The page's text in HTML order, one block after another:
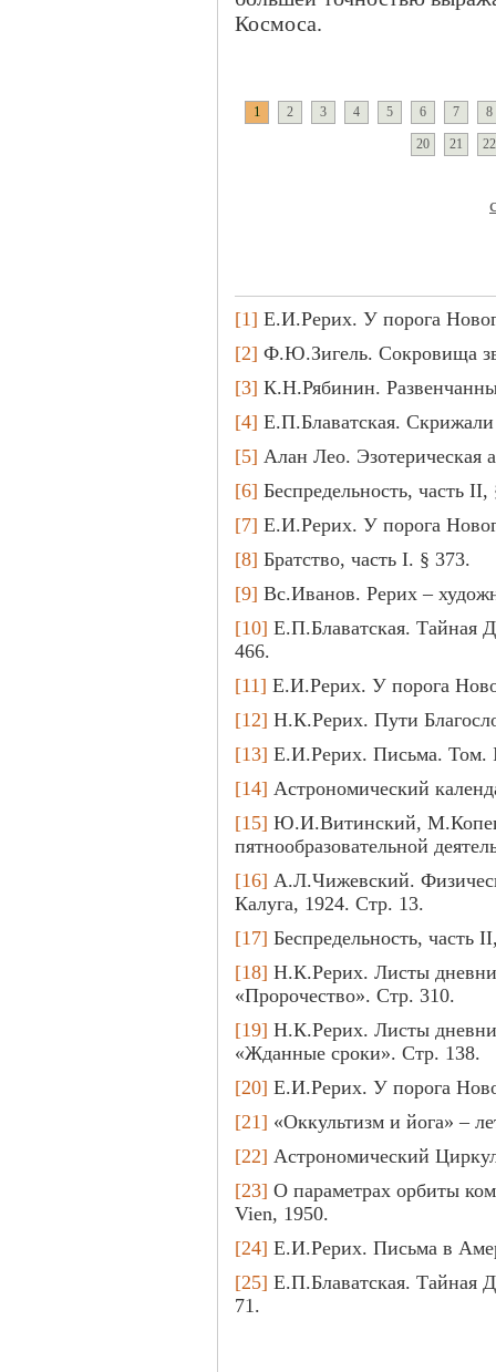
Космоса.
1 2 3 4 5 6 7 8
20 21 22
[1] Е.И.Рерих. У порога
[2] Ф.Ю.Зигель. Сокровища
[3] К.Н.Рябинин.
[4] Е.П.Блаватская.
[5] Алан Лео. Эзотерическая
[6] Беспредельность, часть
[7] Е.И.Рерих. У порога
[8] Братство, часть I. § 373.
[9] Вс.Иванов. Рерих –
[10] Е.П.Блаватская. Тайная
466.
[11] Е.И.Рерих. У порога
[12] Н.К.Рерих. Пути
[13] Е.И.Рерих. Письма. Том.
[14] Астрономический
[15] Ю.И.Витинский,
пятнообразовательной
[16] А.Л.Чижевский.
Калуга, 1924. Стр. 13.
[17] Беспредельность, часть
[18] Н.К.Рерих. Листы
«Пророчество». Стр. 310.
[19] Н.К.Рерих. Листы
«Жданные сроки». Стр. 138.
[20] Е.И.Рерих. У порога
[21] «Оккультизм и йога» –
[22] Астрономический
[23] О параметрах орбиты
Vien, 1950.
[24] Е.И.Рерих. Письма в
[25] Е.П.Блаватская. Тайная
71.